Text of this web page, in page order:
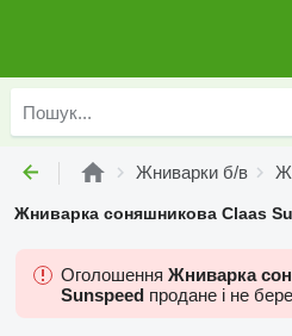
Жниварки б/в
Жниварка соняшникова Claas
Оголошення Жниварка
Sunspeed продане і не